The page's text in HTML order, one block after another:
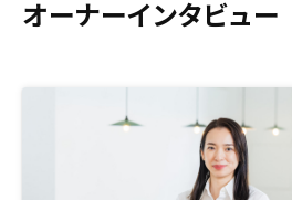
オーナーインタビュー